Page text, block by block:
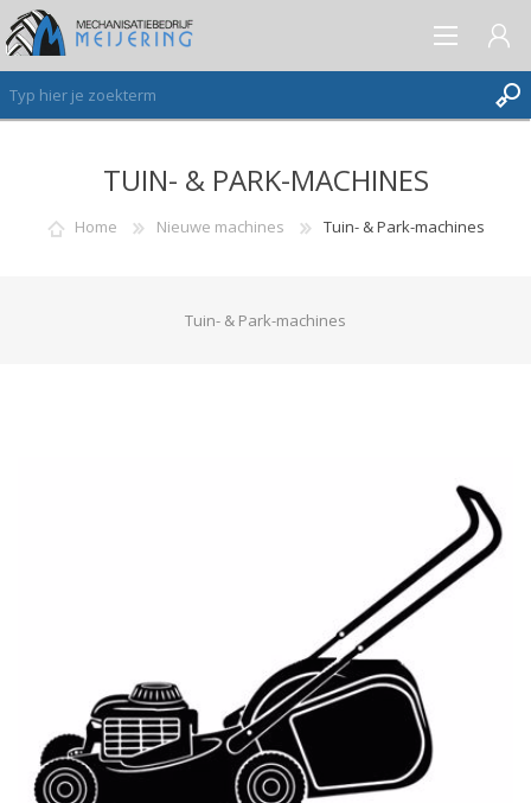
AANMELDEN ALS NIEUWE KLANT
INLOGGEN
TUIN- & PARK-MACHINES
Home Nieuwe machines Tuin- & Park-machines
Tuin- & Park-machines